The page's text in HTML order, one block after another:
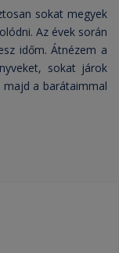
sokat megyek
Az évek során
időm. Átnézem a
sokat járok
a barátaimmal